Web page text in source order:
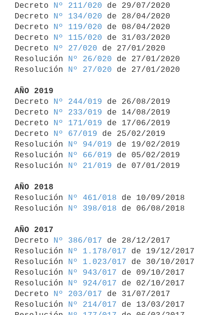
Decreto
Nº 211/020 de 29/07/2020
Decreto
Nº 134/020 de 28/04/2020
Decreto
Nº 119/020 de 08/04/2020
Decreto
Nº 115/020 de 31/03/2020
Decreto
Nº 27/020 de 27/01/2020
Resolución
Nº 26/020 de 27/01/2020
Resolución
Nº 27/020 de 27/01/2020
AÑO 2019
Decreto
Nº 244/019 de 26/08/2019
Decreto
Nº 233/019 de 14/08/2019
Decreto
Nº 171/019 de 17/06/2019
Decreto
Nº 67/019 de 25/02/2019
Resolución
Nº 94/019 de 19/02/2019
Resolución
Nº 66/019 de 05/02/2019
Resolución
Nº 21/019 de 07/01/2019
AÑO 2018
Resolución
Nº 461/018 de 10/09/2018
Resolución
Nº 398/018 de 06/08/2018
AÑO 2017
Decreto
Nº 386/017 de 28/12/2017
Resolución
Nº 1.178/017 de 19/12/2017
Resolución
Nº 1.023/017 de 30/10/2017
Resolución
Nº 943/017 de 09/10/2017
Resolución
Nº 924/017 de 02/10/2017
Decreto
Nº 203/017 de 31/07/2017
Resolución
Nº 214/017 de 13/03/2017